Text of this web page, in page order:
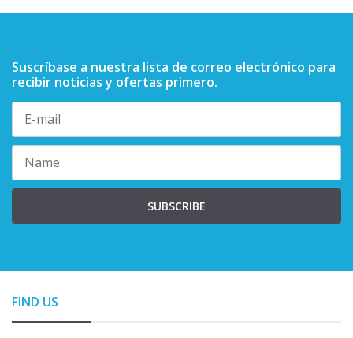
Suscríbase a nuestra lista de correo electrónico para
recibir noticias y ofertas primero.
SUBSCRIBE
FIND US